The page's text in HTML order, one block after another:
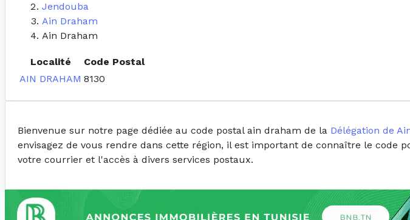
Jendouba
Ain Draham
Ain Draham
Localité
Code Postal
AIN DRAHAM 8130
Bienvenue sur notre page dédiée au code postal ain draham de la Délégation de
envisagez de vous rendre dans cette région, il est important de connaître le
votre courrier et l'accès à divers services postaux.